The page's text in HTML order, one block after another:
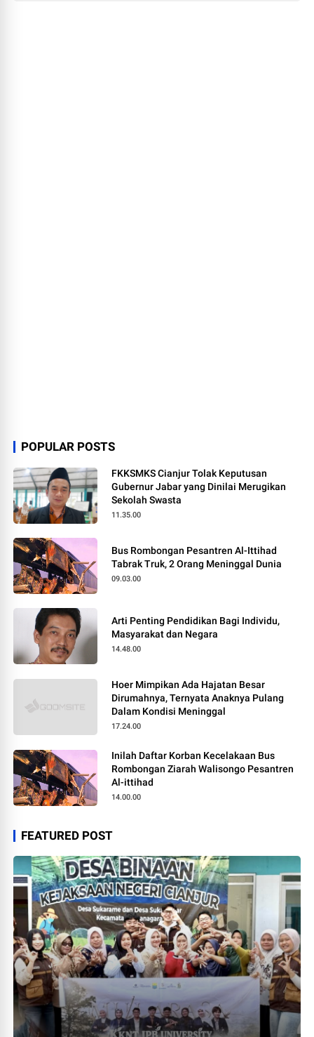
POPULAR POSTS
FKKSMKS Cianjur Tolak Keputusan
Gubernur Jabar yang Dinilai Merugikan
Sekolah Swasta
11.35.00
Bus Rombongan Pesantren Al-Ittihad
Tabrak Truk, 2 Orang Meninggal Dunia
09.03.00
Arti Penting Pendidikan Bagi Individu,
Masyarakat dan Negara
14.48.00
Hoer Mimpikan Ada Hajatan Besar
Dirumahnya, Ternyata Anaknya Pulang
Dalam Kondisi Meninggal
17.24.00
Inilah Daftar Korban Kecelakaan Bus
Rombongan Ziarah Walisongo Pesantren
Al-ittihad
14.00.00
FEATURED POST